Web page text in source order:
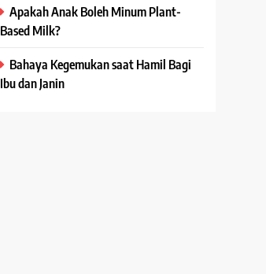
Apakah Anak Boleh Minum Plant-
Based Milk?
Bahaya Kegemukan saat Hamil Bagi
Ibu dan Janin